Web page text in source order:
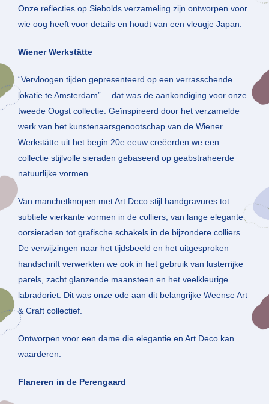
Onze reflecties op Siebolds verzameling zijn ontworpen voor
wie oog heeft voor details en houdt van een vleugje Japan.
Wiener Werkstätte
“Vervloogen tijden gepresenteerd op een verrasschende
lokatie te Amsterdam” …dat was de aankondiging voor onze
tweede Oogst collectie. Geïnspireerd door het verzamelde
werk van het kunstenaarsgenootschap van de Wiener
Werkstätte uit het begin 20e eeuw creëerden we een
collectie stijlvolle sieraden gebaseerd op geabstraheerde
natuurlijke vormen.
Van manchetknopen met Art Deco stijl handgravures tot
subtiele vierkante vormen in de colliers, van lange elegante
oorsieraden tot grafische schakels in de bijzondere colliers.
De verwijzingen naar het tijdsbeeld en het uitgesproken
handschrift verwerkten we ook in het gebruik van lusterrijke
parels, zacht glanzende maansteen en het veelkleurige
labradoriet. Dit was onze ode aan dit belangrijke Weense Art
& Craft collectief.
Ontworpen voor een dame die elegantie en Art Deco kan
waarderen.
Flaneren in de Perengaard